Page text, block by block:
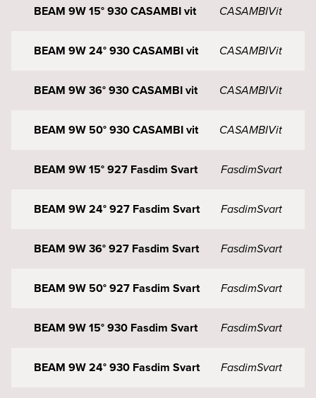
BEAM 9W 15° 930 CASAMBI vit CASAMBIVit
BEAM 9W 24° 930 CASAMBI vit CASAMBIVit
BEAM 9W 36° 930 CASAMBI vit CASAMBIVit
BEAM 9W 50° 930 CASAMBI vit CASAMBIVit
BEAM 9W 15° 927 Fasdim Svart FasdimSvart
BEAM 9W 24° 927 Fasdim Svart FasdimSvart
BEAM 9W 36° 927 Fasdim Svart FasdimSvart
BEAM 9W 50° 927 Fasdim Svart FasdimSvart
BEAM 9W 15° 930 Fasdim Svart FasdimSvart
BEAM 9W 24° 930 Fasdim Svart FasdimSvart